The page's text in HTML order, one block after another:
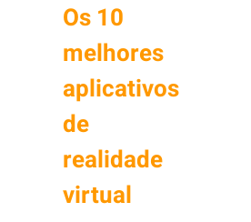
Os 10
melhores
aplicativos
de
realidade
virtual